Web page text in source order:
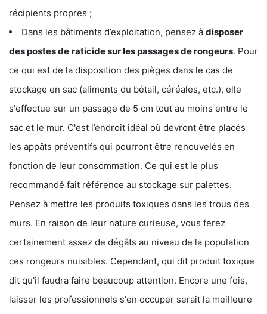
récipients propres ;
Dans les bâtiments d’exploitation, pensez à disposer
des postes de raticide sur les passages de rongeurs. Pour
ce qui est de la disposition des pièges dans le cas de
stockage en sac (aliments du bétail, céréales, etc.), elle
s'effectue sur un passage de 5 cm tout au moins entre le
sac et le mur. C'est l’endroit idéal où devront être placés
les appâts préventifs qui pourront être renouvelés en
fonction de leur consommation. Ce qui est le plus
recommandé fait référence au stockage sur palettes.
Pensez à mettre les produits toxiques dans les trous des
murs. En raison de leur nature curieuse, vous ferez
certainement assez de dégâts au niveau de la population
ces rongeurs nuisibles. Cependant, qui dit produit toxique
dit qu'il faudra faire beaucoup attention. Encore une fois,
laisser les professionnels s'en occuper serait la meilleure